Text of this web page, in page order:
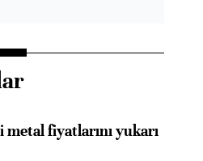
fiyatlarını yukarı